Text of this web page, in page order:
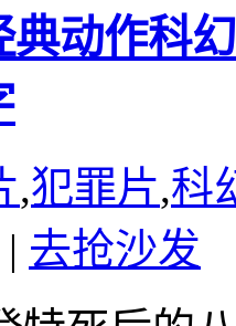
典动作科
,犯罪片,科
| 去抢沙发